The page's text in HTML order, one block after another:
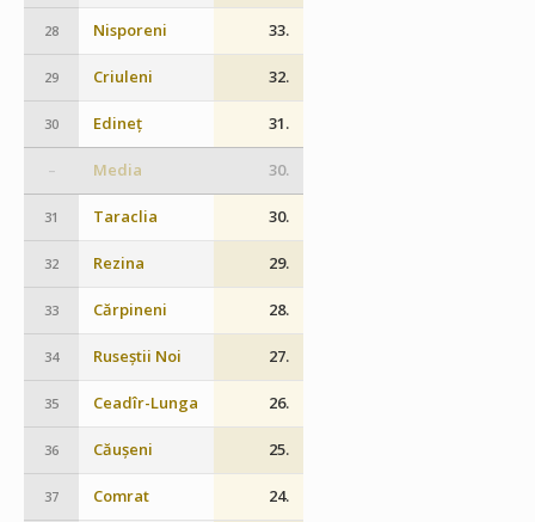
28 Nisporeni 33.
29 Criuleni 32.
30 Edineț 31.
– Media 30.
31 Taraclia 30.
32 Rezina 29.
33 Cărpineni 28.
34 Ruseștii Noi 27.
35 Ceadîr-Lunga 26.
36 Căușeni 25.
37 Comrat 24.